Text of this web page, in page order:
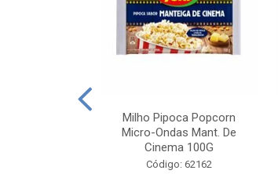
Milho Pipoca Popcorn
Micro-Ondas Mant. De
Cinema 100G
Código: 62162